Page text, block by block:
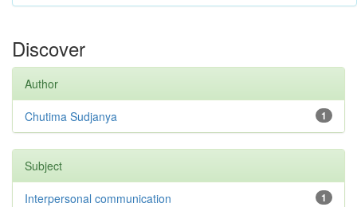
Discover
Author
1
Chutima Sudjanya
Subject
1
Interpersonal communication